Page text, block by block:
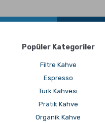
Popüler Kategoriler
Filtre Kahve
Espresso
Türk Kahvesi
Pratik Kahve
Organik Kahve